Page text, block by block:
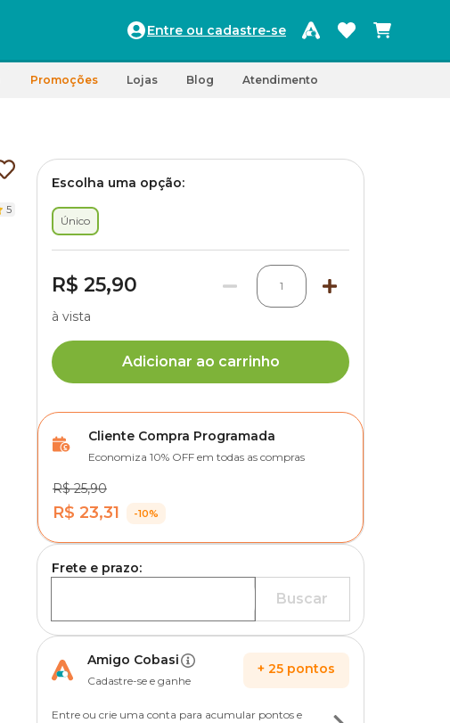
Entre ou cadastre-se
Promoções Lojas Blog Atendimento
5
Escolha uma opção:
Único
R$ 25,90 1
à vista
Adicionar ao carrinho
Cliente Compra Programada
Economiza 10% OFF em todas as compras
R$ 25,90
R$ 23,31 -10%
Frete e prazo:
Buscar
Amigo Cobasi
Cadastre-se e ganhe
+ 25 pontos
Entre ou crie uma conta para acumular pontos e